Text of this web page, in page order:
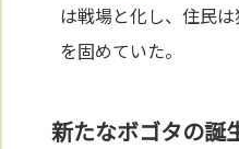
は戦場と化し、住民
を固めていた。
新たなボゴタの誕